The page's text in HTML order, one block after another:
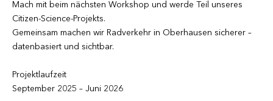
Mach mit beim nächsten Workshop und werde Teil unseres
Citizen-Science-Projekts.
Gemeinsam machen wir Radverkehr in Oberhausen sicherer –
datenbasiert und sichtbar.
Projektlaufzeit
September 2025 – Juni 2026